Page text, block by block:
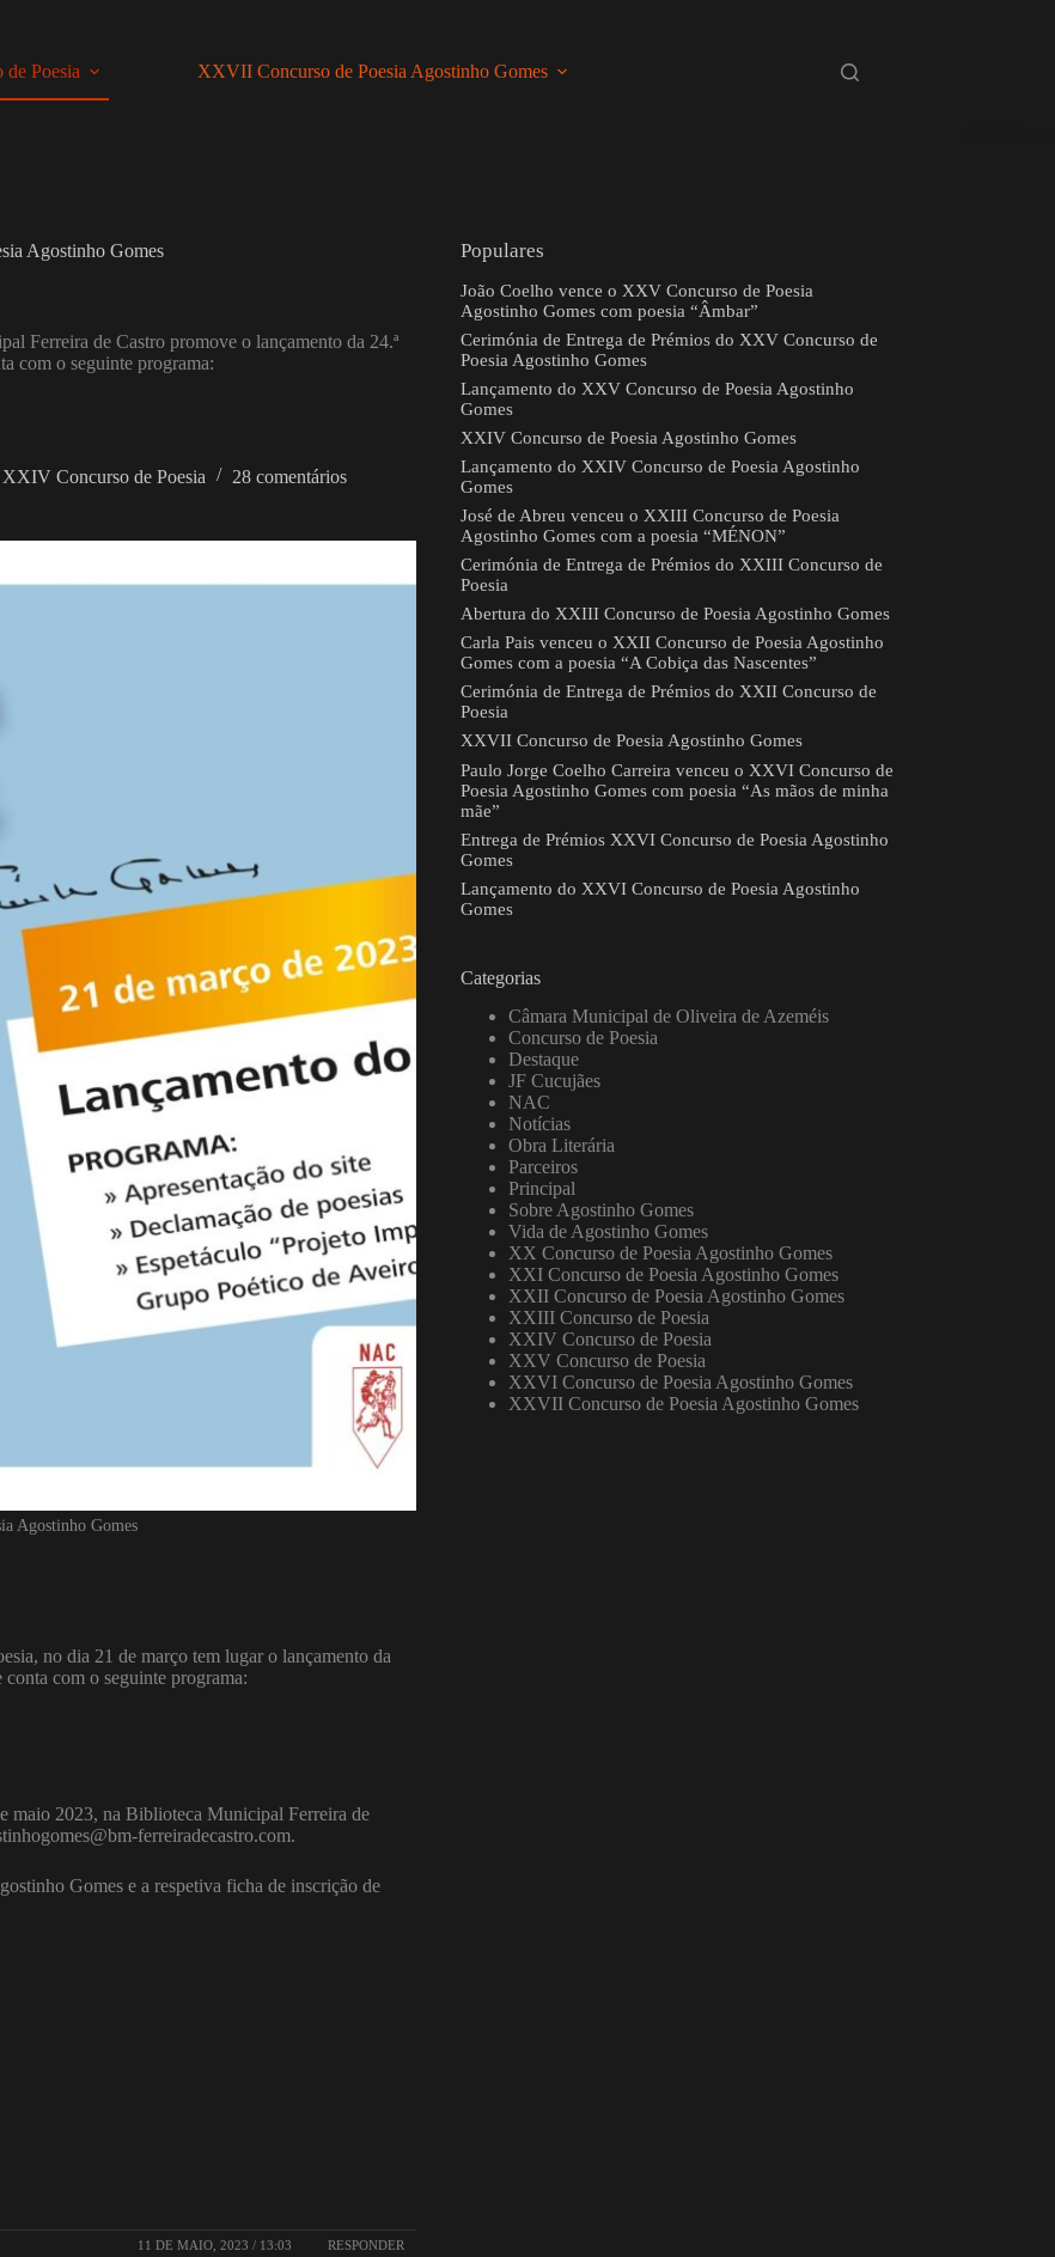
de Poesia XXVII Concurso de Poesia Agostinho Gomes
Agostinho Gomes
Ferreira de Castro promove o lançamento da 24.ª
com o seguinte programa:
XXIV Concurso de Poesia 28 comentários
Agostinho Gomes
no dia 21 de março tem lugar o lançamento da
com o seguinte programa:
maio 2023, na Biblioteca Municipal Ferreira de
ferreiradecastro.com.
Gomes e a respetiva ficha de inscrição de
11 DE MAIO, 2023 / 13:03 RESPONDER
Populares
João Coelho vence o XXV Concurso de Poesia
Agostinho Gomes com poesia “Âmbar”
Cerimónia de Entrega de Prémios do XXV Concurso de
Poesia Agostinho Gomes
Lançamento do XXV Concurso de Poesia Agostinho
Gomes
XXIV Concurso de Poesia Agostinho Gomes
Lançamento do XXIV Concurso de Poesia Agostinho
Gomes
José de Abreu venceu o XXIII Concurso de Poesia
Agostinho Gomes com a poesia “MÉNON”
Cerimónia de Entrega de Prémios do XXIII Concurso de
Poesia
Abertura do XXIII Concurso de Poesia Agostinho Gomes
Carla Pais venceu o XXII Concurso de Poesia Agostinho
Gomes com a poesia “A Cobiça das Nascentes”
Cerimónia de Entrega de Prémios do XXII Concurso de
Poesia
XXVII Concurso de Poesia Agostinho Gomes
Paulo Jorge Coelho Carreira venceu o XXVI Concurso de
Poesia Agostinho Gomes com poesia “As mãos de minha
mãe”
Entrega de Prémios XXVI Concurso de Poesia Agostinho
Gomes
Lançamento do XXVI Concurso de Poesia Agostinho
Gomes
Categorias
Câmara Municipal de Oliveira de Azeméis
Concurso de Poesia
Destaque
JF Cucujães
NAC
Notícias
Obra Literária
Parceiros
Principal
Sobre Agostinho Gomes
Vida de Agostinho Gomes
XX Concurso de Poesia Agostinho Gomes
XXI Concurso de Poesia Agostinho Gomes
XXII Concurso de Poesia Agostinho Gomes
XXIII Concurso de Poesia
XXIV Concurso de Poesia
XXV Concurso de Poesia
XXVI Concurso de Poesia Agostinho Gomes
XXVII Concurso de Poesia Agostinho Gomes